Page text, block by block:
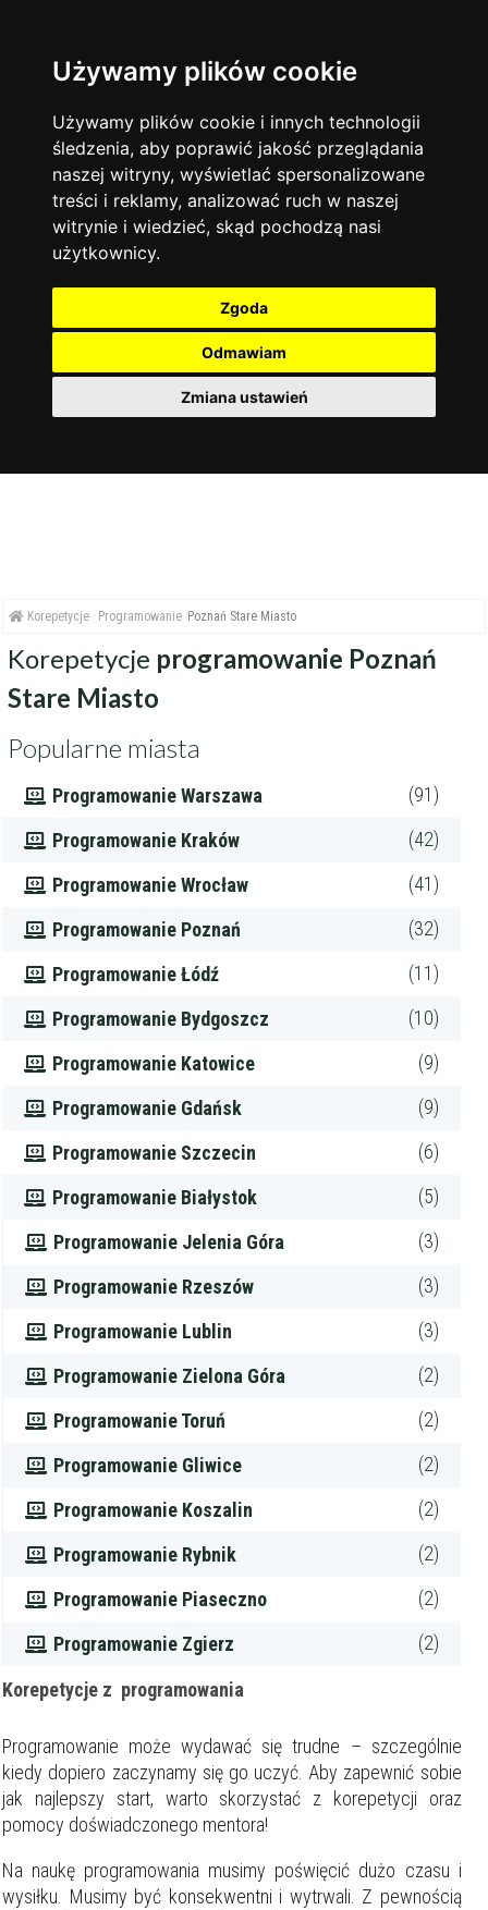
Używamy plików cookie
Używamy plików cookie i innych technologii
śledzenia, aby poprawić jakość przeglądania
naszej witryny, wyświetlać spersonalizowane
treści i reklamy, analizować ruch w naszej
witrynie i wiedzieć, skąd pochodzą nasi
użytkownicy.
Zgoda
Odmawiam
Zmiana ustawień
Język angielski 13744
Matematyka 12928
Chemia 4886
Język niemiecki 4307
Język polski 3426
Fizyka
Język francuski
Warszawa
Korepetycje
Online
14837
Kraków 7753
Wrocław
Łódź 3512
Gdańsk 2075
zakres dni
Wtorek
Środa
Czwartek
Piątek
Sobota
Niedziela
więcej filtrów Filtruj
Korepetycje Programowanie Poznań Stare Miasto
Korepetycje programowanie Poznań
Stare Miasto
Popularne miasta
Programowanie Warszawa (91)
Programowanie Kraków (42)
Programowanie Wrocław (41)
Programowanie Poznań (32)
Programowanie Łódź (11)
Programowanie Bydgoszcz (10)
Programowanie Katowice (9)
Programowanie Gdańsk (9)
Programowanie Szczecin (6)
Programowanie Białystok (5)
Programowanie Jelenia Góra (3)
Programowanie Rzeszów (3)
Programowanie Lublin (3)
Programowanie Zielona Góra (2)
Programowanie Toruń (2)
Programowanie Gliwice (2)
Programowanie Koszalin (2)
Programowanie Rybnik (2)
Programowanie Piaseczno (2)
Programowanie Zgierz (2)
Korepetycje z programowania
Programowanie może wydawać się trudne – szczególnie
kiedy dopiero zaczynamy się go uczyć. Aby zapewnić sobie
jak najlepszy start, warto skorzystać z korepetycji oraz
pomocy doświadczonego mentora!
Na naukę programowania musimy poświęcić dużo czasu i
wysiłku. Musimy być konsekwentni i wytrwali. Z pewnością